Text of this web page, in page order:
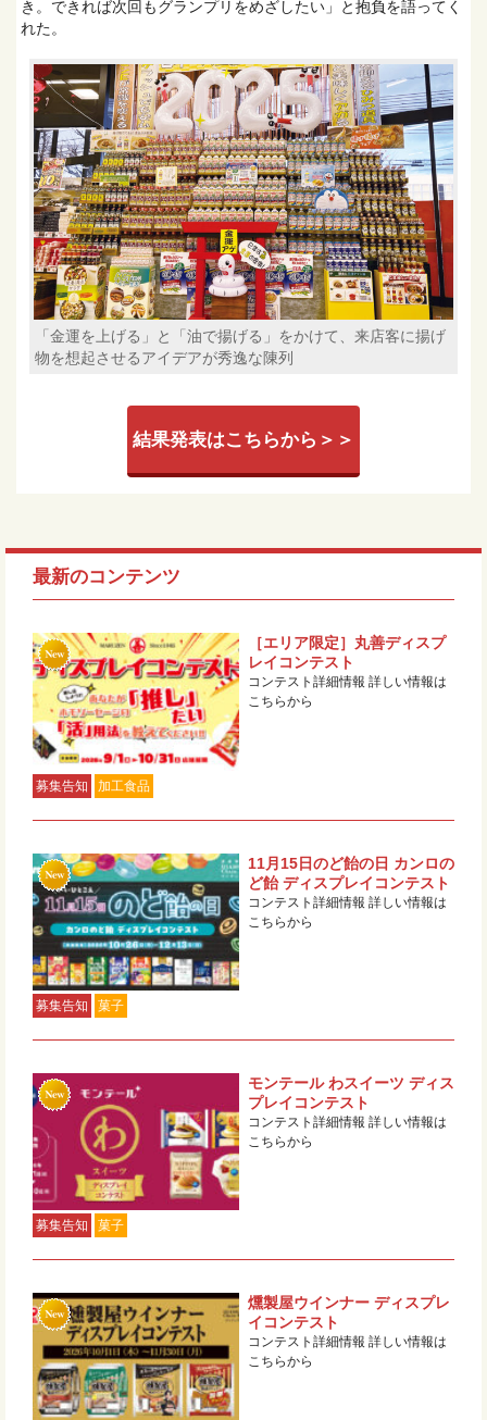
き。できれば次回もグランプリをめざしたい」と抱負を語ってく
れた。
「金運を上げる」と「油で揚げる」をかけて、来店客に揚げ
物を想起させるアイデアが秀逸な陳列
結果発表はこちらから＞＞
最新のコンテンツ
募集告知 加工食品
［エリア限定］丸善ディスプ
レイコンテスト
コンテスト詳細情報 詳しい情報は
こちらから
募集告知 菓子
11月15日のど飴の日 カンロの
ど飴 ディスプレイコンテスト
コンテスト詳細情報 詳しい情報は
こちらから
募集告知 菓子
モンテール わスイーツ ディス
プレイコンテスト
コンテスト詳細情報 詳しい情報は
こちらから
燻製屋ウインナー ディスプレ
イコンテスト
コンテスト詳細情報 詳しい情報は
こちらから